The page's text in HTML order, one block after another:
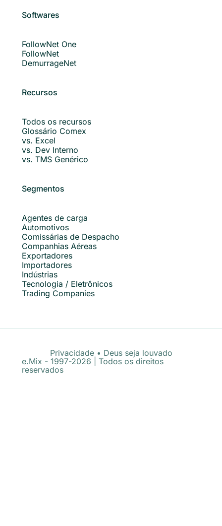
Softwares
FollowNet One
FollowNet
DemurrageNet
Recursos
Todos os recursos
Glossário Comex
vs. Excel
vs. Dev Interno
vs. TMS Genérico
Segmentos
Agentes de carga
Automotivos
Comissárias de Despacho
Companhias Aéreas
Exportadores
Importadores
Indústrias
Tecnologia / Eletrônicos
Trading Companies
Privacidade • Deus seja louvado
e.Mix - 1997-2026 | Todos os direitos
reservados